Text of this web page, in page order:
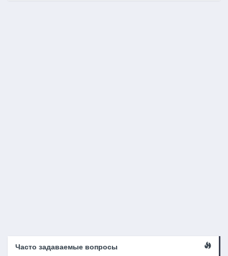
Часто задаваемые вопросы